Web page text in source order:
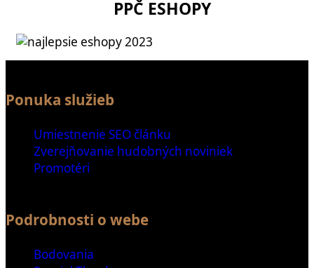
PPČ ESHOPY
Ponuka služieb
Umiestnenie SEO článku
Zverejňovanie hudobných noviniek
Promotéri
Podrobnosti o webe
Bodovania